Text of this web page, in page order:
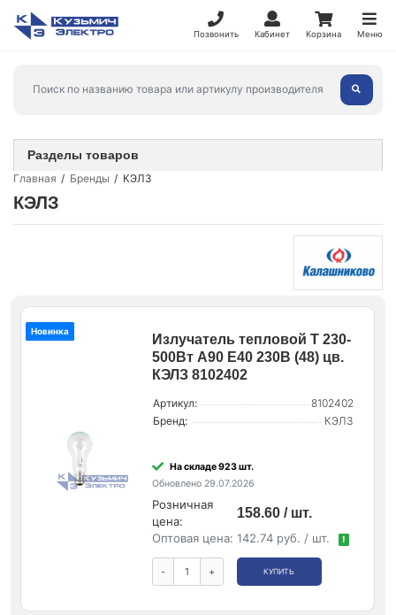
Позвонить Кабинет Корзина Меню
Главная Бренды КЭЛЗ
КЭЛЗ
Новинка
Излучатель тепловой Т 230-
500Вт А90 E40 230В (48) цв.
КЭЛЗ 8102402
Артикул:
8102402
Бренд:
КЭЛЗ
На складе 923 шт.
Обновлено 29.07.2026
Розничная
цена:
158.60 / шт.
Оптовая цена: 142.74 руб. / шт. !
- + КУПИТЬ
Разделы товаров